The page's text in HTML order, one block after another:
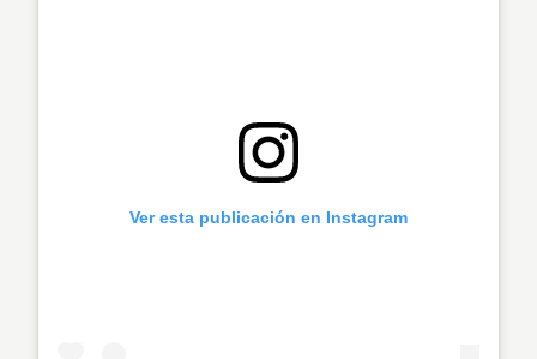
Ver esta publicación en Instagram